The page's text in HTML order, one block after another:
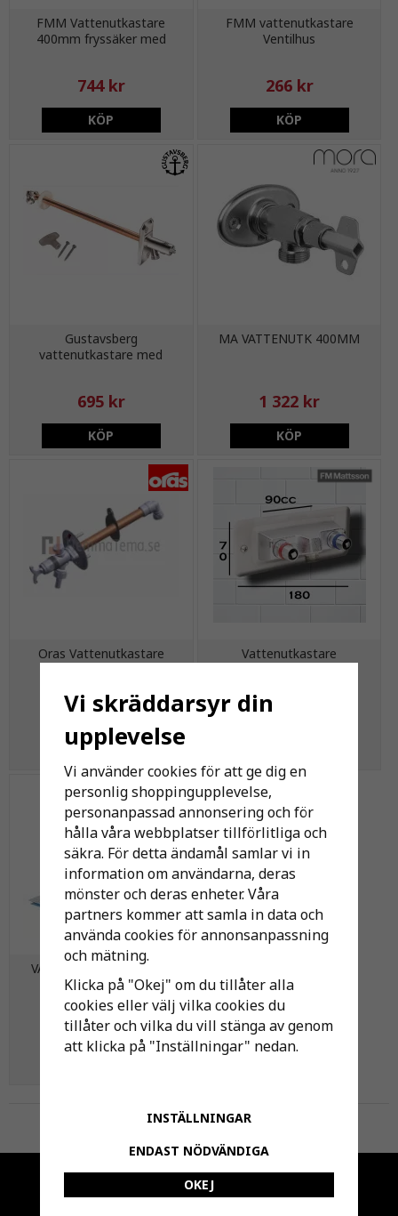
FMM Vattenutkastare
400mm fryssäker med
744 kr
KÖP
FMM vattenutkastare
Ventilhus
266 kr
KÖP
Gustavsberg
vattenutkastare med
695 kr
KÖP
MA VATTENUTK 400MM
1 322 kr
KÖP
Oras Vattenutkastare
2 508 kr
KÖP
Vattenutkastare
2 141 kr
VATTENUTKASTARSKÅP
250X250X70
1 429 kr
Till Kassan
Anmäl dig till
Vi skräddarsyr din
upplevelse
Vi använder cookies för att ge dig en
personlig shoppingupplevelse,
personanpassad annonsering och för
hålla våra webbplatser tillförlitliga och
säkra. För detta ändamål samlar vi in
information om användarna, deras
mönster och deras enheter. Våra
partners kommer att samla in data och
använda cookies för annonsanpassning
och mätning.
Klicka på "Okej" om du tillåter alla
cookies eller välj vilka cookies du
tillåter och vilka du vill stänga av genom
att klicka på "Inställningar" nedan.
INSTÄLLNINGAR
ENDAST NÖDVÄNDIGA
OKEJ